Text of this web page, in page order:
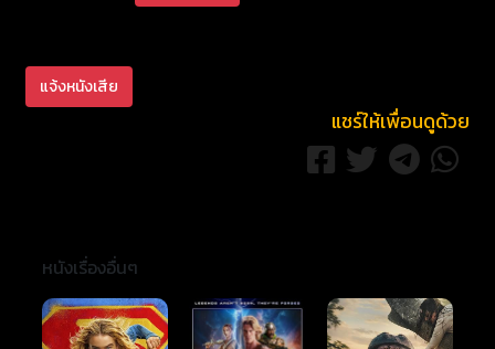
แจ้งหนังเสีย
แชร์ให้เพื่อนดูด้วย
หนังเรื่องอื่นๆ